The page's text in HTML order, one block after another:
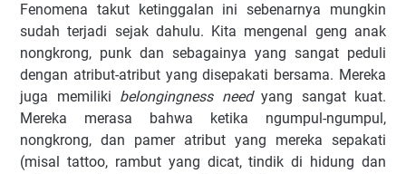
Fenomena takut ketinggalan ini sebenarnya mungkin
sudah terjadi sejak dahulu. Kita mengenal geng anak
nongkrong, punk dan sebagainya yang sangat peduli
dengan atribut-atribut yang disepakati bersama. Mereka
juga memiliki belongingness needyang sangat kuat.
Mereka merasa bahwa ketika ngumpul-ngumpul,
nongkrong, dan pamer atribut yang mereka sepakati
(misal tattoo, rambut yang dicat, tindik di hidung dan